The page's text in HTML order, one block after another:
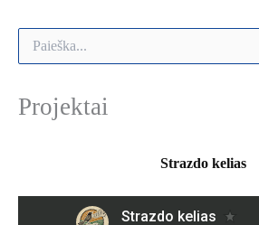
e
k
Projektai
Strazdo kelias